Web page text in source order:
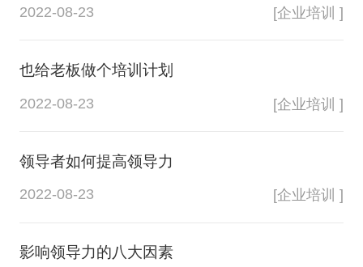
2022-08-23 [企业培训 ]
也给老板做个培训计划
2022-08-23 [企业培训 ]
领导者如何提高领导力
2022-08-23 [企业培训 ]
影响领导力的八大因素